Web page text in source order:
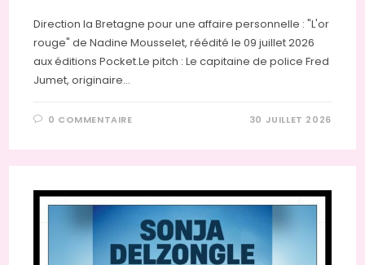
Direction la Bretagne pour une affaire personnelle : "L'or
rouge" de Nadine Mousselet, réédité le 09 juillet 2026
aux éditions Pocket.Le pitch : Le capitaine de police Fred
Jumet, originaire…
0 COMMENTAIRE 30 JUILLET 2026